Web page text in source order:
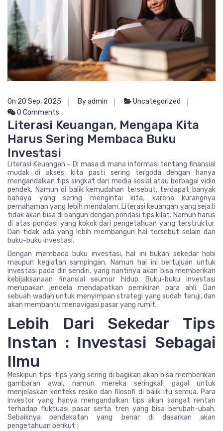
On 20 Sep, 2025 By admin
Uncategorized
0 Comments
Literasi Keuangan, Mengapa Kita
Harus Sering Membaca Buku
Investasi
Literasi Keuangan – Di masa di mana informasi tentang finansial
mudak di akses, kita pasti sering tergoda dengan hanya
mengandalkan tips singkat dari media sosial atau berbagai vidio
pendek. Namun di balik kemudahan tersebut, terdapat banyak
bahaya yang sering mengintai kita, karena kurangnya
pemahaman yang lebih mendalam. Literasi keuangan yang sejati
tidak akan bisa di bangun dengan pondasi tips kilat. Namun harus
di atas pondasi yang kokok dari pengetahuan yang terstruktur.
Dan tidak ada yang lebih membangun hal tersebut selain dari
buku-buku investasi.
Dengan membaca buku investasi, hal ini bukan sekedar hobi
maupun kegiatan sampingan. Namun hal ini bertujuan untuk
investasi pada diri sendiri, yang nantinya akan bisa memberikan
kebijaksanaan finansial seumur hidup. Buku-buku investasi
merupakan jendela mendapatkan pemikiran para ahli. Dan
sebuah wadah untuk menyimpan strategi yang sudah teruji, dan
akan membantu menavigasi pasar yang rumit.
Lebih Dari Sekedar Tips
Instan : Investasi Sebagai
Ilmu
Meskipun tips-tips yang sering di bagikan akan bisa memberikan
gambaran awal, namun mereka seringkali gagal untuk
menjelaskan konteks resiko dan filosofi di balik itu semua. Para
investor yang hanya mengandalkan tips akan sangat rentan
terhadap fluktuasi pasar serta tren yang bisa berubah-ubah.
Sebaiknya pendekatan yang benar di dasarkan akan
pengetahuan berikut :